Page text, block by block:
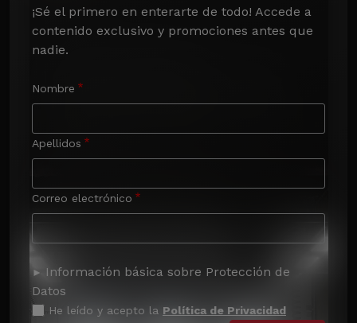
¡Sé el primero en enterarte de todo! Accede a
contenido exclusivo y promociones antes que
nadie.
Nombre
Apellidos
Correo electrónico
Información básica sobre Protección de
Datos
He leído y acepto la Política de Privacidad